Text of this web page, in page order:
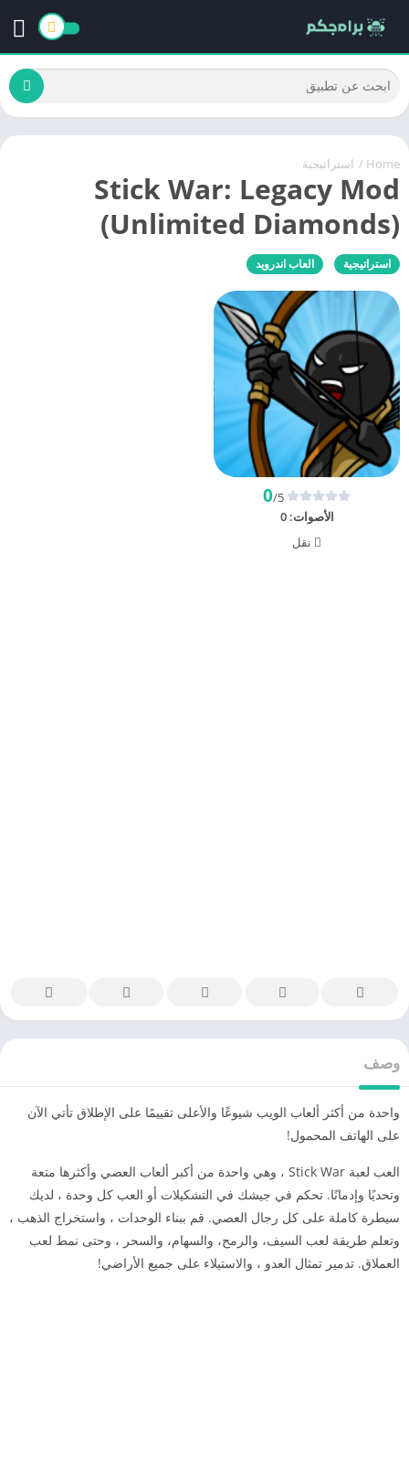
Home
/ استراتيجية
Stick War: Legacy Mod
(Unlimited Diamonds)
استراتيجية العاب اندرويد
0/5
الأصوات:0
نقل
وصف
واحدة من أكثر ألعاب الويب شيوعًا والأعلى تقييمًا على الإطلاق تأتي الآن
على الهاتف المحمول!
العب لعبة Stick War ، وهي واحدة من أكبر ألعاب العصي وأكثرها متعة
وتحديًا وإدمانًا. تحكم في جيشك في التشكيلات أو العب كل وحدة ، لديك
سيطرة كاملة على كل رجال العصي. قم ببناء الوحدات ، واستخراج الذهب ،
وتعلم طريقة لعب السيف، والرمح، والسهام، والسحر ، وحتى نمط لعب
العملاق. تدمير تمثال العدو ، والاستيلاء على جميع الأراضي!